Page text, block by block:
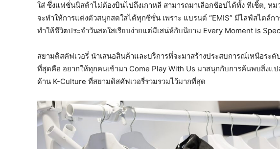
ใส่ ซึ่งแฟชั่นนิสต้าไม่ต้องบินไปถึงเกาหลี สามารถมาเลือกช้อปได้ทั้ง ทีเชิ้ต, ห
จะทำให้การแต่งตัวสนุกสดใสได้ทุกซีซั่น เพราะ แบรนด์ “EMIS” มีไลฟ์สไตล์ก
ทำให้ชีวิตประจำวันสดใสเรียบง่ายแต่มีเสน่ห์กับนิยาม Every Moment is
สยามดิสคัฟเวอรี่ นำเสนอสินค้าและบริการที่จะมาสร้างประสบการณ์เหนือระดั
ที่สุดคือ อยากให้ทุกคนเข้ามา Come Play With Us มาสนุกกับการค้นพบสิ่งแ
ด้าน K-Culture ที่สยามดิสคัฟเวอรี่รวมรวมไว้มากที่สุด